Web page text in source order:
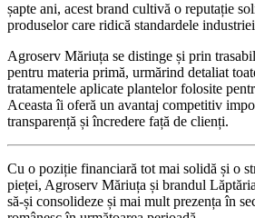
șapte ani, acest brand cultivă o reputație
produselor care ridică standardele
Agroserv Măriuța se distinge și prin
pentru materia primă, urmărind detaliat
tratamentele aplicate plantelor folosite
Aceasta îi oferă un avantaj competitiv
transparență și încredere față de clienți.
Cu o poziție financiară tot mai solidă și o
pieței, Agroserv Măriuța și brandul
să-și consolideze și mai mult prezența în